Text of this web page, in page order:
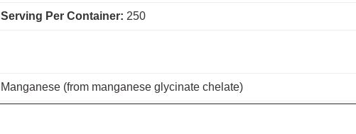
Serving Per Container: 250
Manganese (from manganese glycinate chelate)